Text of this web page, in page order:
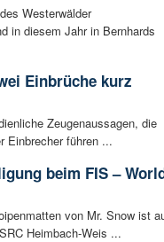
Westerwälder
in diesem Jahr in Bernhards
Einbrüche kurz
Zeugenaussagen, die
Einbrecher führen ...
beim FIS –
von Mr. Snow ist
Heimbach-Weis ...